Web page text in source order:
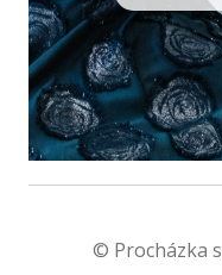
© Procházka